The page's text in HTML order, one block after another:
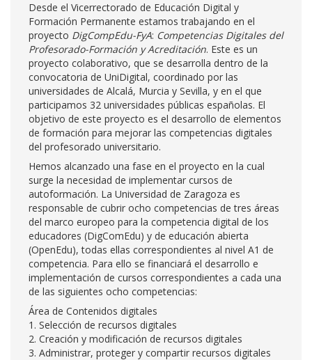
Desde el Vicerrectorado de Educación Digital y
Formación Permanente estamos trabajando en el
proyecto DigCompEdu-FyA: Competencias Digitales del
Profesorado-Formación y Acreditación. Este es un
proyecto colaborativo, que se desarrolla dentro de la
convocatoria de UniDigital, coordinado por las
universidades de Alcalá, Murcia y Sevilla, y en el que
participamos 32 universidades públicas españolas. El
objetivo de este proyecto es el desarrollo de elementos
de formación para mejorar las competencias digitales
del profesorado universitario.
Hemos alcanzado una fase en el proyecto en la cual
surge la necesidad de implementar cursos de
autoformación. La Universidad de Zaragoza es
responsable de cubrir ocho competencias de tres áreas
del marco europeo para la competencia digital de los
educadores (DigComEdu) y de educación abierta
(OpenEdu), todas ellas correspondientes al nivel A1 de
competencia. Para ello se financiará el desarrollo e
implementación de cursos correspondientes a cada una
de las siguientes ocho competencias:
Área de Contenidos digitales
1. Selección de recursos digitales
2. Creación y modificación de recursos digitales
3. Administrar, proteger y compartir recursos digitales